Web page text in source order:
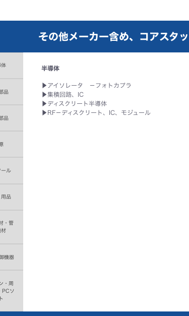
その他メーカー含め、コアスタ
体
品
品
ール
用品
・管
材
機器
・周
PCソ
半導体
▶ アイソレータ －フォトカプラ
▶集積回路、IC
▶ ディスクリート半導体
▶ RF－ディスクリート、IC、モジュール